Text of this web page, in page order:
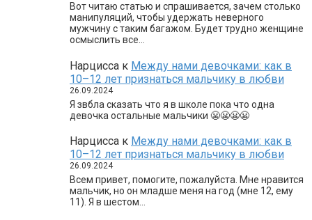
Вот читаю статью и спрашивается, зачем столько
манипуляций, чтобы удержать неверного
мужчину с таким багажом. Будет трудно женщине
осмыслить все…
Нарцисса к Между нами девочками: как в
10–12 лет признаться мальчику в любви
26.09.2024
Я звбла сказать что я в школе пока что одна
девочка остальные мальчики 😬😬😬😬
Нарцисса к Между нами девочками: как в
10–12 лет признаться мальчику в любви
26.09.2024
Всем привет, помогите, пожалуйста. Мне нравится
мальчик, но он младше меня на год (мне 12, ему
11). Я в шестом…